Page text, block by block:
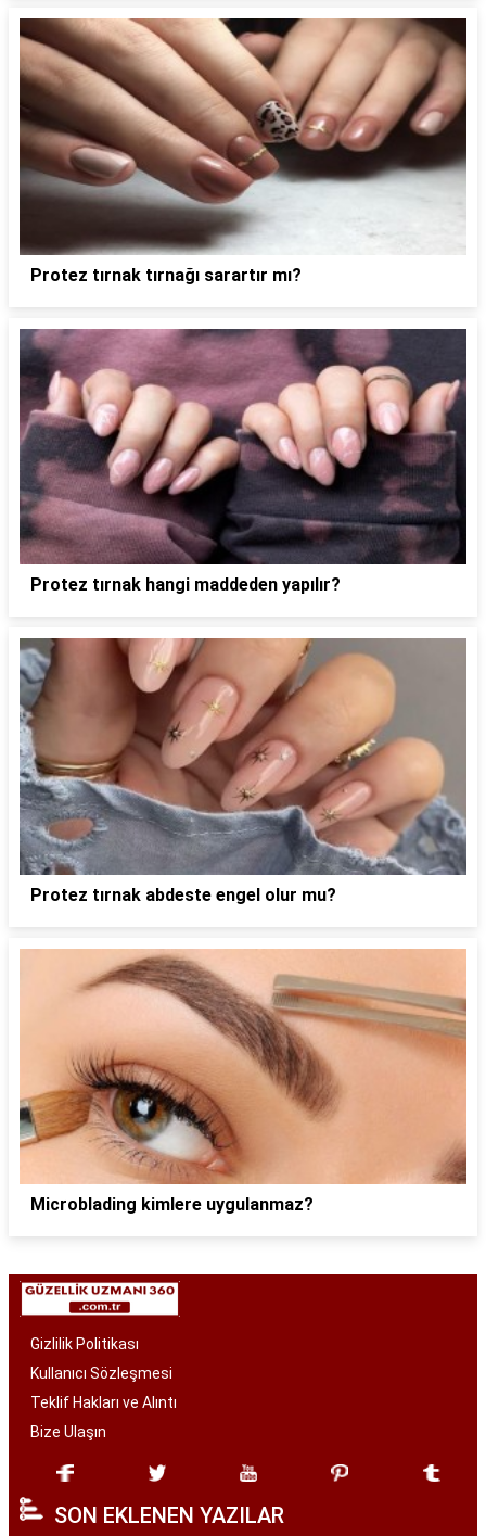
Protez tırnak tırnağı sarartır mı?
Protez tırnak hangi maddeden yapılır?
Protez tırnak abdeste engel olur mu?
Microblading kimlere uygulanmaz?
Gizlilik Politikası
Kullanıcı Sözleşmesi
Teklif Hakları ve Alıntı
Bize Ulaşın
SON EKLENEN YAZILAR